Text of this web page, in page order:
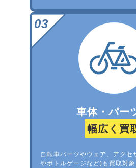
車体・パー
幅広く買
自転車パーツやウェア、アクセ
やボトルゲージなど)も買取対象